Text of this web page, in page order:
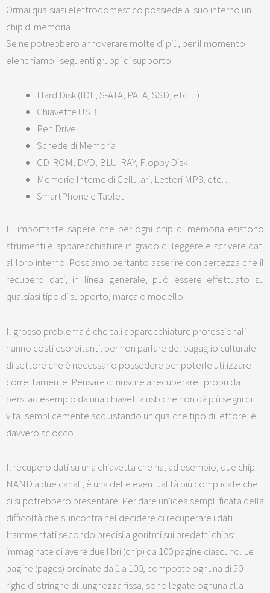
Ormai qualsiasi elettrodomestico possiede al suo interno un
chip di memoria.
Se ne potrebbero annoverare molte di più, per il momento
elenchiamo i seguenti gruppi di supporto:
Hard Disk (IDE, S-ATA, PATA, SSD, etc…)
Chiavette USB
Pen Drive
Schede di Memoria
CD-ROM, DVD, BLU-RAY, Floppy Disk
Memorie Interne di Cellulari, Lettori MP3, etc…
SmartPhone e Tablet
E’ importante sapere che per ogni chip di memoria esistono
strumenti e apparecchiature in grado di leggere e scrivere dati
al loro interno. Possiamo pertanto asserire con certezza che il
recupero dati, in linea generale, può essere effettuato su
qualsiasi tipo di supporto, marca o modello.
Il grosso problema è che tali apparecchiature professionali
hanno costi esorbitanti, per non parlare del bagaglio culturale
di settore che è necessario possedere per poterle utilizzare
correttamente. Pensare di riuscire a recuperare i propri dati
persi ad esempio da una chiavetta usb che non dà più segni di
vita, semplicemente acquistando un qualche tipo di lettore, è
davvero sciocco.
Il recupero dati su una chiavetta che ha, ad esempio, due chip
NAND a due canali, è una delle eventualità più complicate che
ci si potrebbero presentare. Per dare un’idea sempliificata della
difficoltà che si incontra nel decidere di recuperare i dati
frammentati secondo precisi algoritmi sui predetti chips:
immaginate di avere due libri (chip) da 100 pagine ciascuno. Le
pagine (pages) ordinate da 1 a 100, composte ognuna di 50
righe di stringhe di lunghezza fissa, sono legate ognuna alla